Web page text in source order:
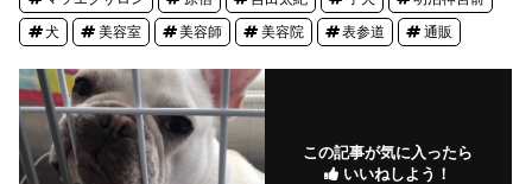
犬 美容室 美容師 美容院 表参道 通販
この記事が気に入ったら
いいねしよう！